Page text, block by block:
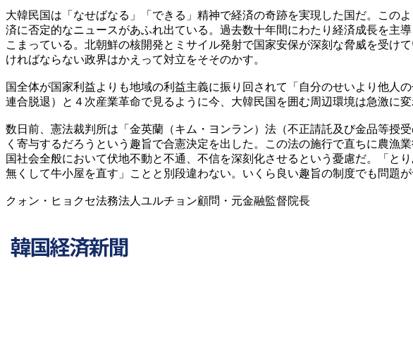
大韓民国は「なせばなる」「できる」精神で経済の奇跡を実現した国だ。この
済に否定的なニュースがあふれ出ている。過去数十年間にわたり経済成長を主
こまっている。北朝鮮の核開発とミサイル発射で国家安保が深刻な脅威を受け
ければならない政界はかえって対立をそそのかす。
国全体が国家利益よりも地域の利益主義に振り回されて「自分のせいより他人
連合脱退）と４次産業革命で見るように今、大韓民国を囲む周辺環境は急激に
数日前、憲法裁判所は「金英蘭（キム・ヨンラン）法（不正請託及び金品等授
く寄与するだろうという趣旨で合憲決定を出した。この法の施行で直ちに農
国社会全般において伏地不動と不通、不信を深刻化させるという憂慮だ。「と
無くして牛小屋を直す」ことと別段違わない。いくら良い趣旨の制度でも問題
クォン・ヒョクセ法務法人ユルチョン顧問・元金融監督院長